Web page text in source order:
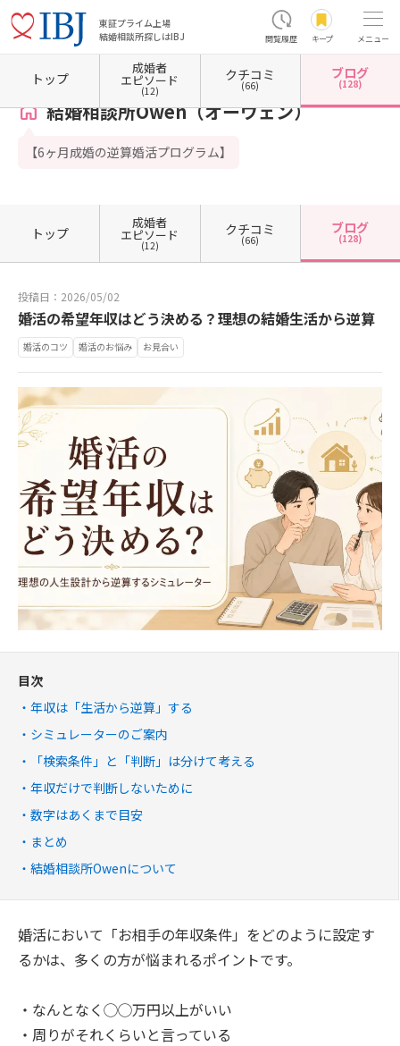
東証プライム上場
結婚相談所探しはIBJ
閲覧履歴 キープ メニュー
ホーム 埼玉県の結婚相談所 埼玉県さいたま市 埼玉県さいたま市大宮区 結婚相談所
結婚相談所Owen（オーウェン）
【6ヶ月成婚の逆算婚活プログラム】
トップ
成婚者
エピソード
(12)
クチコミ
(66)
ブログ
(128)
トップ
成婚者
エピソード
(12)
クチコミ
(66)
ブログ
(128)
投稿日：2026/05/02
婚活の希望年収はどう決める？理想の結婚生活から逆算
婚活のコツ 婚活のお悩み お見合い
目次
年収は「生活から逆算」する
シミュレーターのご案内
「検索条件」と「判断」は分けて考える
年収だけで判断しないために
数字はあくまで目安
まとめ
結婚相談所Owenについて
婚活において「お相手の年収条件」をどのように設定す
るかは、多くの方が悩まれるポイントです。
・なんとなく◯◯万円以上がいい
・周りがそれくらいと言っている